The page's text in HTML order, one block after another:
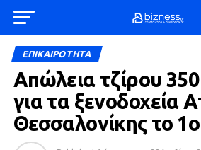
ΕΠΙΚΑΙΡΟΤΗΤΑ
Απώλεια τζίρου
για τα ξενοδοχεία
Θεσσαλονίκης το